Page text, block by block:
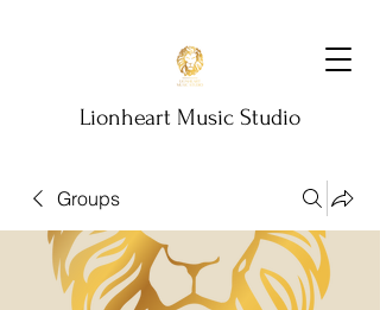
Lionheart Music Studio
Groups